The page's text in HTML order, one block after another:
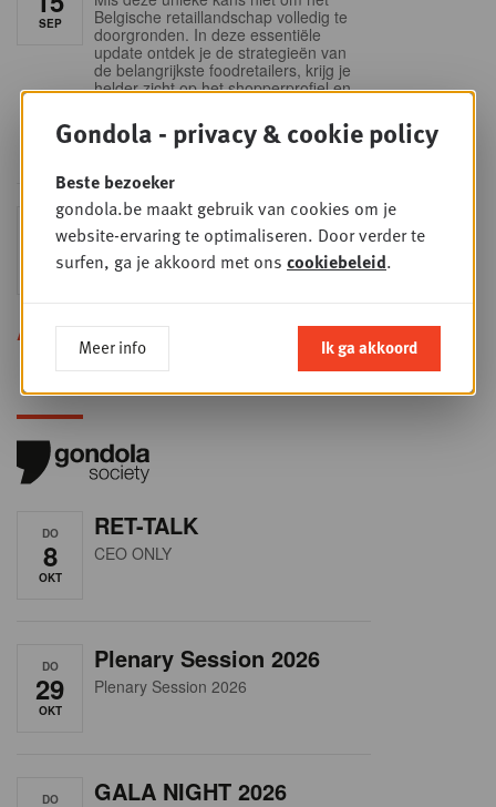
SEP
Belgische retaillandschap volledig te
doorgronden. In deze essentiële
update ontdek je de strategieën van
de belangrijkste foodretailers, krijg je
helder zicht op het shopperprofiel en
een sector die sneller verandert dan
ooit.
24
SEP
Sales & nego Summit
2026
Sales & Nego summit 2026
Alle opleidingen
DO
8
OKT
RET-TALK
CEO ONLY
DO
29
OKT
Plenary Session 2026
Plenary Session 2026
DO GALA NIGHT 2026
Gondola - privacy & cookie policy
Beste bezoeker
gondola.be maakt gebruik van cookies om je
website-ervaring te optimaliseren. Door verder te
surfen, ga je akkoord met ons cookiebeleid.
Meer info Ik ga akkoord